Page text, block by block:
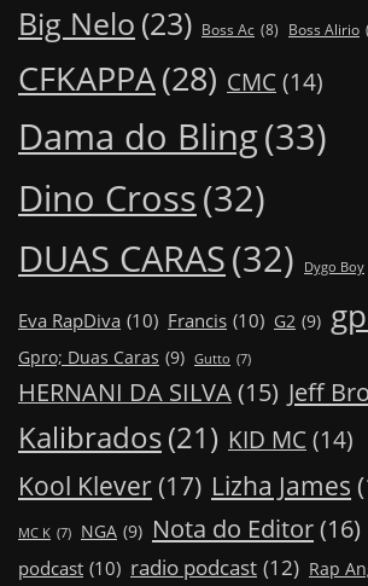
Big Nelo (23) Boss Ac (8) Boss Alirio
CFKAPPA(28) CMC (14)
Dama do Bling(33)
Dino Cross(32)
DUAS CARAS(32) Dygo Boy
Eva RapDiva (10) Francis (10) G2 (9)
Gpro; Duas Caras (9) Gutto (7)
HERNANI DA SILVA(15) Jeff
Kalibrados(21) KID MC (14)
Kool Klever (17) Lizha James
MC K (7) NGA (9) Nota do Editor(16)
podcast (10) radio podcast (12) Rap